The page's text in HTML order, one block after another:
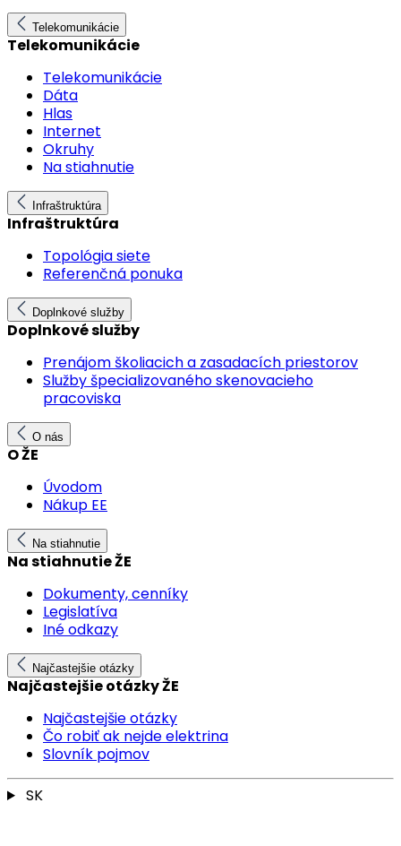
Telekomunikácie
Telekomunikácie
Telekomunikácie
Dáta
Hlas
Internet
Okruhy
Na stiahnutie
Infraštruktúra
Infraštruktúra
Topológia siete
Referenčná ponuka
Doplnkové služby
Doplnkové služby
Prenájom školiacich a zasadacích priestorov
Služby špecializovaného skenovacieho
pracoviska
O nás
O ŽE
Úvodom
Nákup EE
Na stiahnutie
Na stiahnutie ŽE
Dokumenty, cenníky
Legislatíva
Iné odkazy
Najčastejšie otázky
Najčastejšie otázky ŽE
Najčastejšie otázky
Čo robiť ak nejde elektrina
Slovník pojmov
SK